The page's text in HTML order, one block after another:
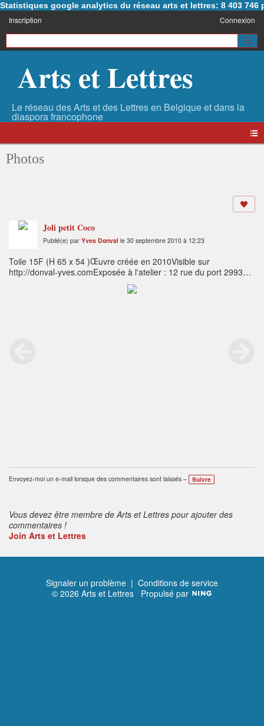
Statistiques google analytics du réseau arts et lettres: 8 403 746
Inscription Connexion
Arts et Lettres
Photos
Joli petit Coco
Publié(e) par Yves Donval le 30 septembre 2010 à 12:23
Toile 15F (H 65 x 54 )Œuvre créée en 2010Visible sur
http://donval-yves.comExposée à l'atelier : 12 rue du port 29930
Envoyez-moi un e-mail lorsque des commentaires sont laissés – Suivre
Vous devez être membre de Arts et Lettres pour ajouter des
commentaires !
Join Arts et Lettres
Signaler un problème | Conditions de service
© 2026 Arts et Lettres Propulsé par